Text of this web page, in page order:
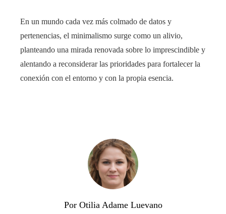
En un mundo cada vez más colmado de datos y
pertenencias, el minimalismo surge como un alivio,
planteando una mirada renovada sobre lo imprescindible y
alentando a reconsiderar las prioridades para fortalecer la
conexión con el entorno y con la propia esencia.
Por Otilia Adame Luevano